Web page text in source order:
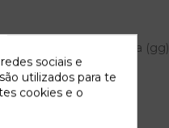
para mazda 6 berlina
OEM IAM
sociais e
utilizados para te
cookies e o